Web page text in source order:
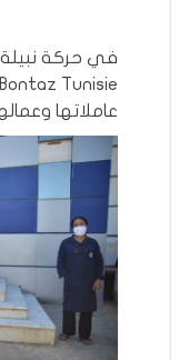
في حركة
عاملاتها